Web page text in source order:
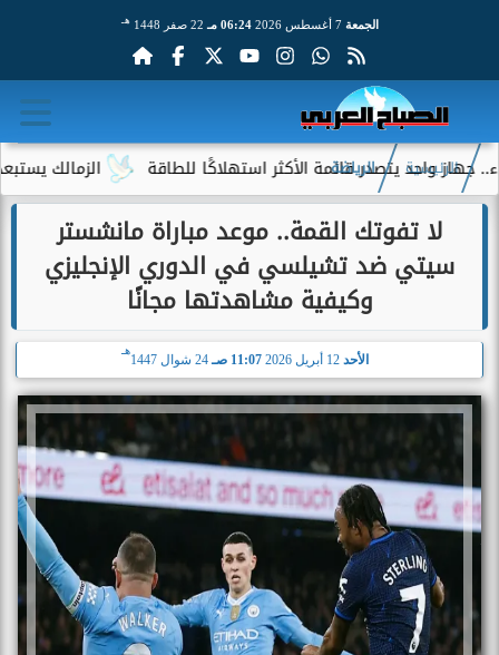
الجمعة 7 أغسطس 2026 06:24 مـ 22 صفر 1448 هـ
الزمالك يستبعد 4 لاعبين شباب من حساباته في الموسم الجديد قائمة الأكثر استهلاكًا للطاقة
الرئيسية الرياضة
لا تفوتك القمة.. موعد مباراة مانشستر
سيتي ضد تشيلسي في الدوري الإنجليزي
وكيفية مشاهدتها مجانًا
الأحد 11:07 صـ 24 شوال 1447
هـ